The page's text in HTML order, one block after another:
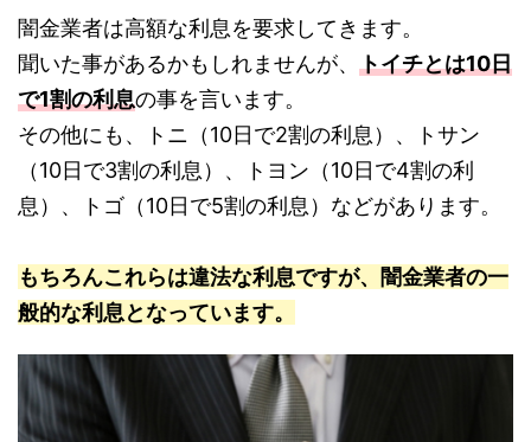
闇金業者は高額な利息を要求してきます。
聞いた事があるかもしれませんが、 トイチとは10日
で1割の利息の事を言います。
その他にも、トニ（10日で2割の利息）、トサン
（10日で3割の利息）、トヨン（10日で4割の利
息）、トゴ（10日で5割の利息）などがあります。
もちろんこれらは違法な利息ですが、闇金業者の一
般的な利息となっています。